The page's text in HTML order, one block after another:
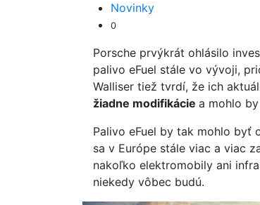
Novinky
0
Porsche prvýkrát ohlásilo
palivo eFuel stále vo vývoji,
Walliser tiež tvrdí, že ich
žiadne modifikácie a mohlo
Palivo eFuel by tak mohlo byť
sa v Európe stále viac a viac
nakoľko elektromobily ani
niekedy vôbec budú.